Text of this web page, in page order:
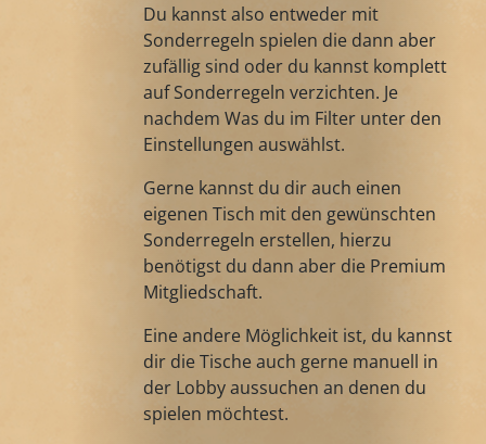
Du kannst also entweder mit
Sonderregeln spielen die dann aber
zufällig sind oder du kannst komplett
auf Sonderregeln verzichten. Je
nachdem Was du im Filter unter den
Einstellungen auswählst.
Gerne kannst du dir auch einen
eigenen Tisch mit den gewünschten
Sonderregeln erstellen, hierzu
benötigst du dann aber die Premium
Mitgliedschaft.
Eine andere Möglichkeit ist, du kannst
dir die Tische auch gerne manuell in
der Lobby aussuchen an denen du
spielen möchtest.